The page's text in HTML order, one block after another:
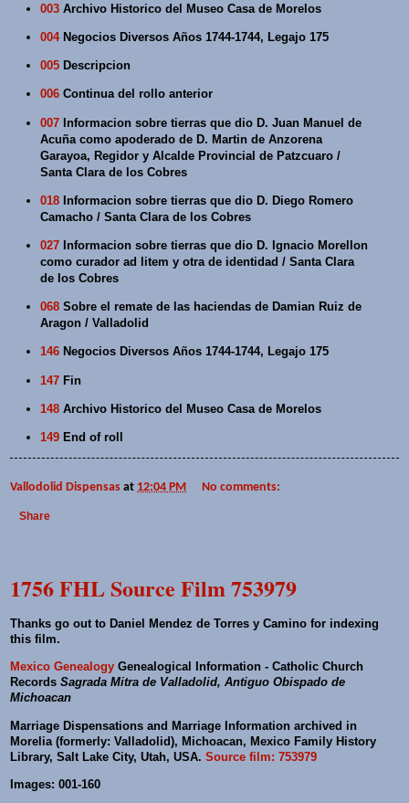
003 Archivo Historico del Museo Casa de Morelos
004Negocios Diversos Años 1744-1744, Legajo 175
005 Descripcion
006 Continua del rollo anterior
007 Informacion sobre tierras que dio D. Juan Manuel de
Acuña como apoderado de D. Martin de Anzorena
Garayoa, Regidor y Alcalde Provincial de Patzcuaro /
Santa Clara de los Cobres
018 Informacion sobre tierras que dio D. Diego Romero
Camacho / Santa Clara de los Cobres
027 Informacion sobre tierras que dio D. Ignacio Morellon
como curador ad litem y otra de identidad / Santa Clara
de los Cobres
068 Sobre el remate de las haciendas de Damian Ruiz de
Aragon / Valladolid
146 Negocios Diversos Años 1744-1744, Legajo 175
147 Fin
148 Archivo Historico del Museo Casa de Morelos
149 End of roll
Vallodolid Dispensas at 12:04 PM No comments:
Share
1756 FHL Source Film 753979
Thanks go out to Daniel Mendez de Torres y Camino for indexing
this film.
Mexico Genealogy Genealogical Information - Catholic Church
Records Sagrada Mitra de Valladolid, Antiguo Obispado de
Michoacan
Marriage Dispensations and Marriage Information archived in
Morelia (formerly: Valladolid), Michoacan, Mexico Family History
Library, Salt Lake City, Utah, USA. Source film: 753979
Images: 001-160